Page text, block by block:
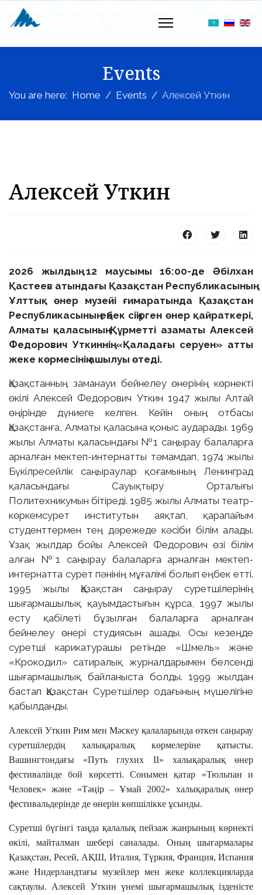
Events
You are here: Home Events Алексей Уткин
Алексей Уткин
2026 жылдың 12 маусымы 16:00-де Әбілхан
Қастеев атындағы Қазақстан Республикасының
Ұлттық өнер музейі ғимаратында Қазақстан
Республикасының еңбек сіңірген өнер қайраткері,
Алматы қаласының Құрметті азаматы Алексей
Федорович Уткиннің «Қаладағы серуен» атты
жеке көрмесінің ашылуы өтеді.
Қазақстанның заманауи бейнелеу өнерінің көрнекті
өкілі Алексей Федорович Уткин 1947 жылы Алтай
өңірінде дүниеге келген. Кейін оның отбасы
Қазақстанға, Алматы қаласына қоныс аударады. 1969
жылы Алматы қаласындағы №1 саңырау балаларға
арналған мектеп-интернатты тәмамдап, 1974 жылы
Бүкілресейлік саңыраулар қоғамының Ленинград
қаласындағы Сауықтыру Орталығы
Политехникумын бітіреді. 1985 жылы Алматы театр-
көркемсурет институтын аяқтап, қарапайым
студенттермен тең дәрежеде кәсіби білім алады.
Ұзақ жылдар бойы Алексей Федорович өзі білім
алған №1 саңырау балаларға арналған мектеп-
интернатта сурет пәнінің мұғалімі болып еңбек етті.
1995 жылы Қазақстан саңырау суретшілерінің
шығармашылық қауымдастығын құрса, 1997 жылы
есту қабілеті бұзылған балаларға арналған
бейнелеу өнері студиясын ашады. Осы кезеңде
суретші карикатурашы ретінде «Шмель» және
«Крокодил» сатиралық журналдарымен белсенді
шығармашылық байланыста болды. 1999 жылдан
бастап Қазақстан Суретшілер одағының мүшелігіне
қабылданды.
Алексей Уткин Рим мен Мәскеу қалаларында өткен саңырау
суретшілердің халықаралық көрмелеріне қатысты.
Вашингтондағы «Путь глухих II» халықаралық өнер
фестивалінде бой көрсетті. Сонымен қатар «Тюльпан и
Человек» және «Тәңір – Ұмай 2002» халықаралық өнер
фестивальдерінде де өнерін көпшілікке ұсынды.
Суретші бүгінгі таңда қалалық пейзаж жанрының көрнекті
өкілі, майталман шебері саналады. Оның шығармалары
Қазақстан, Ресей, АҚШ, Италия, Түркия, Франция, Испания
және Нидерландтағы музейлер мен жеке коллекцияларда
сақтаулы. Алексей Уткин үнемі шығармашылық ізденісте